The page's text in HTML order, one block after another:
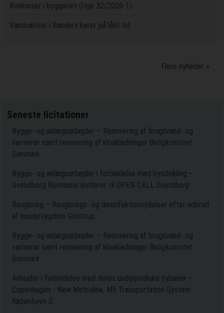
Konkurser i byggeriet (Uge 32/2026-1)
Vandværker i Randers kører på lånt tid
Flere nyheder »
Seneste licitationer
Bygge- og anlægsarbejder – Renovering af brugsvand- og
varmerør samt renovering af kloakledninger Boligkontoret
Danmark
Bygge- og anlægsarbejder i forbindelse med byudvikling –
Svendborg Kommune inviterer til OPEN CALL Svendborg
Rengøring – Rengørings- og desinfektionsydelser efter udbrud
af husdyrsygdom Glostrup
Bygge- og anlægsarbejder – Renovering af brugsvand- og
varmerør samt renovering af kloakledninger Boligkontoret
Danmark
Arbejder i forbindelse med delvis underjordiske bybaner –
Copenhagen - New Metroline, M5 Transportation System
København S